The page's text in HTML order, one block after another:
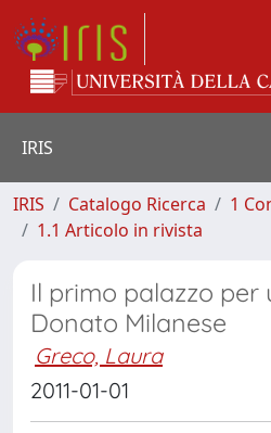
IRIS
IRIS Catalogo Ricerca
1
1.1 Articolo in rivista
Il primo palazzo per
Donato Milanese
Greco, Laura
2011-01-01